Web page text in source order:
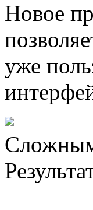
Новое
уже
Сложным